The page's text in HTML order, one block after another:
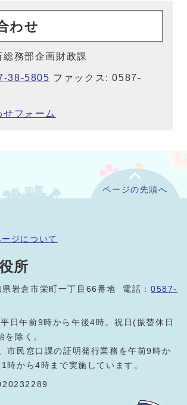
わせ
総務部企画財政課
38-5805 ファックス: 0587-
フォーム
ページの先頭へ
ジについて
所
岩倉市栄町一丁目66番地 電話：0587-
平日午前9時から午後4時。祝日(振替休日
を除く。
市民窓口課の証明発行業務を午前9時か
時から4時まで実施しています。